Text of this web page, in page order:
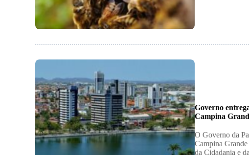
Governo
Campina
O Governo da
Campina
da Cidadania e